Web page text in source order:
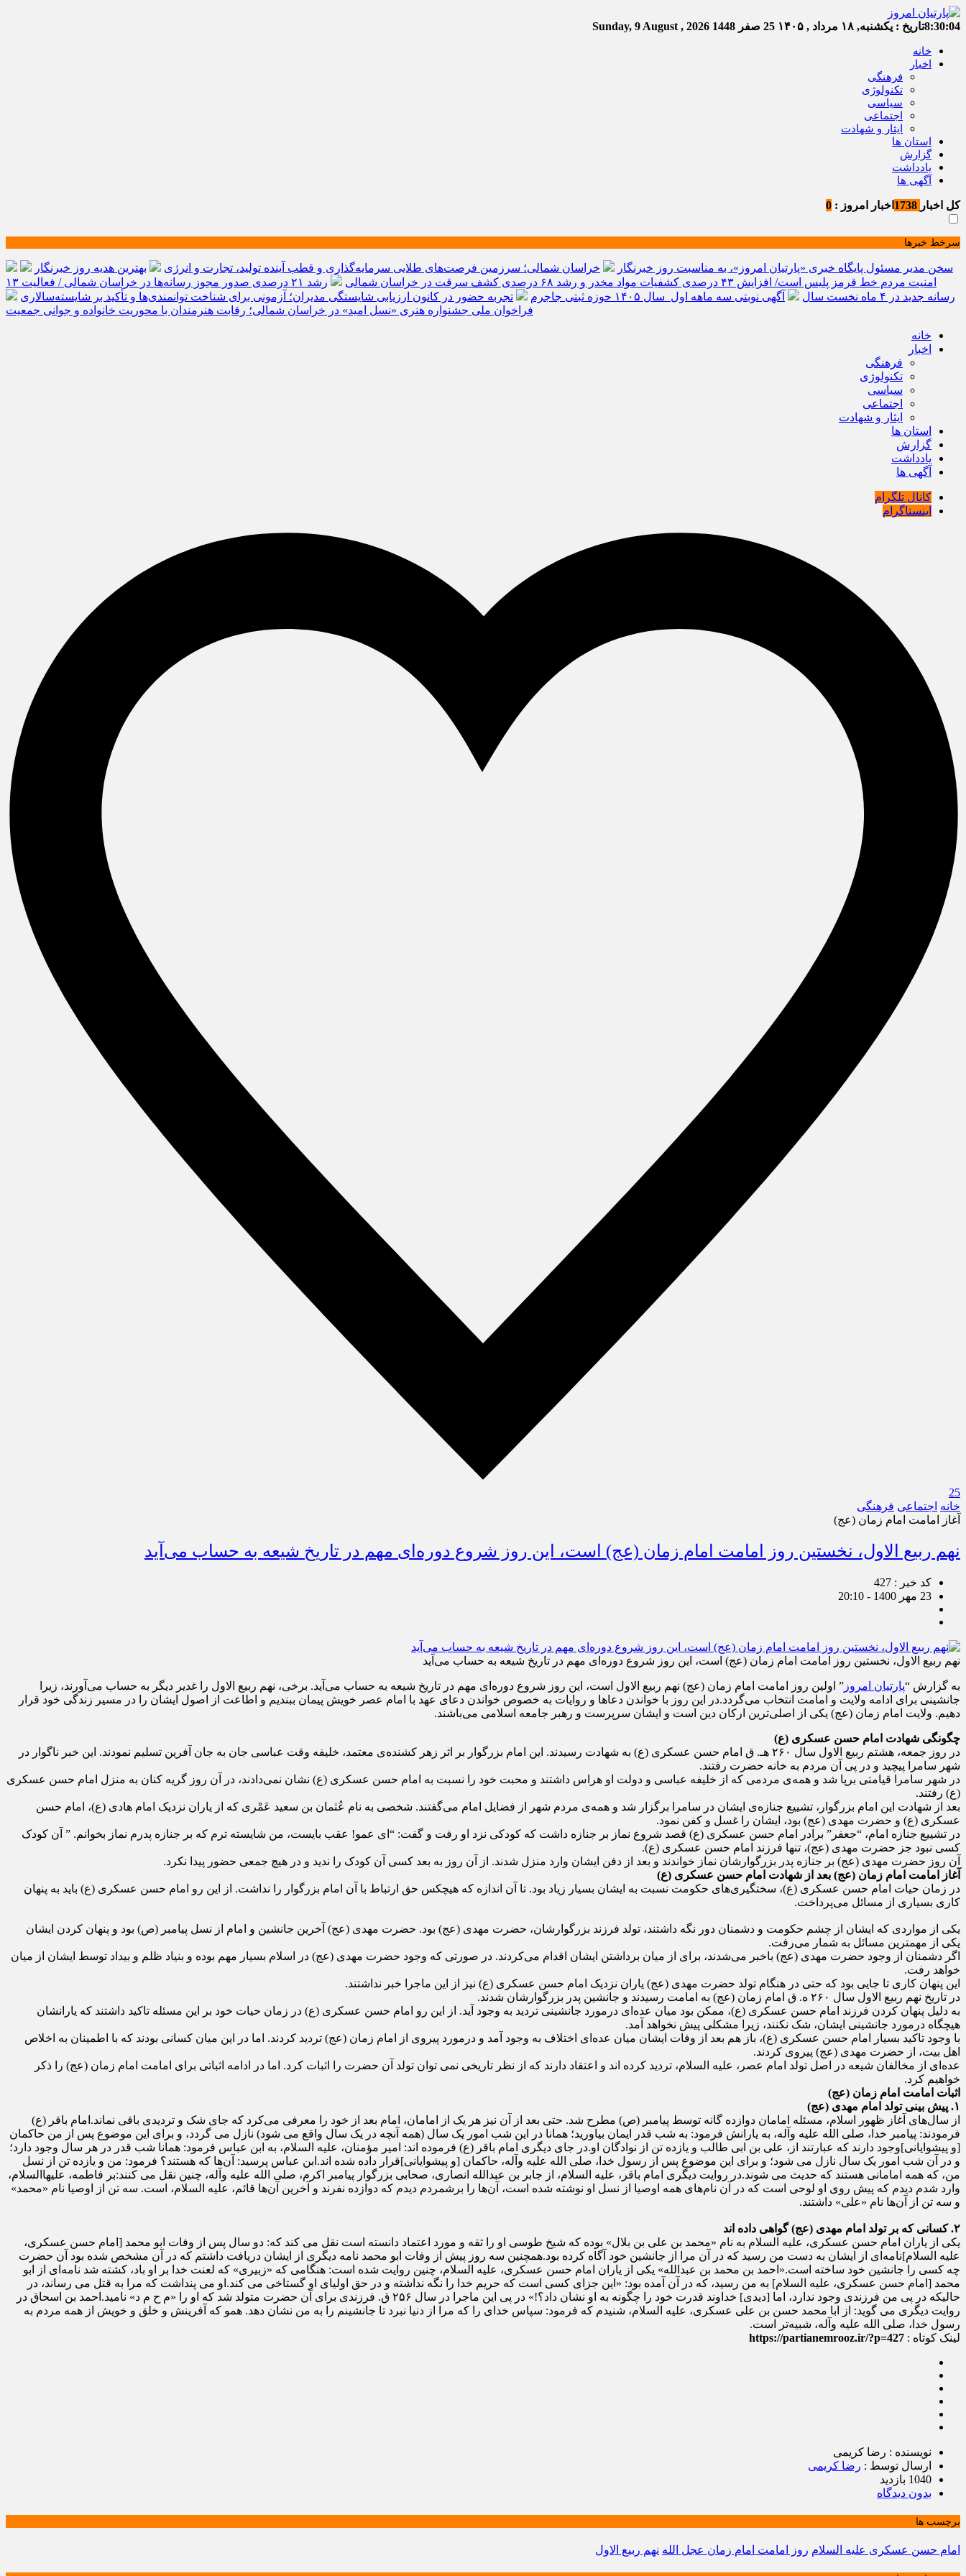
8:30:04تاریخ : یکشنبه, ۱۸ مرداد , ۱۴۰۵ 25 صفر 1448
خانه
اخبار
فرهنگی
تکنولوژی
سیاسی
اجتماعی
ایثار و شهادت
استان ها
گزارش
یادداشت
آگهی ها
کل اخبار اخبار امروز : 0
سرخط خبرها
سخن مدیر مسئول پایگاه خبری «پارتیان امروز»، به مناسبت روز خبرنگار خراسان شمالی؛ سرزمین فرصت‌های طلایی سرمایه‌گذاری و قطب آینده تولید، تجارت و انرژی
بهترین هدیه روز خبرنگار
امنیت مردم خط قرمز پلیس است/ افزایش ۴۳ درصدی کشفیات مواد مخدر و رشد ۶۸ درصدی کشف سرقت در خراسان شمالی
رشد ۲۱ درصدی صدور مجوز رسانه‌ها در خراسان شمالی / فعالیت ۱۳
رسانه جدید در ۴ ماه نخست سال
آگهی نوبتی سه ماهه اول سال ۱۴۰۵ حوزه ثبتی جاجرم
تجربه حضور در کانون ارزیابی شایستگی مدیران؛ آزمونی برای شناخت توانمندی‌ها و تأکید بر شایسته‌سالاری
فراخوان ملی جشنواره هنری «نسل امید» در خراسان شمالی؛ رقابت هنرمندان با محوریت خانواده و جوانی جمعیت
خانه
اخبار
فرهنگی
تکنولوژی
سیاسی
اجتماعی
ایثار و شهادت
استان ها
گزارش
یادداشت
آگهی ها
کانال تلگرام
اینستاگرام
25
خانه اجتماعی فرهنگی
آغاز امامت امام زمان (عج)
نهم ربیع الاول، نخستین روز امامت امام زمان (عج) است، این روز شروع دوره‌ای مهم در تاریخ شیعه به حساب می‌آید
کد خبر : 427
23 مهر 1400 - 20:10
نهم ربیع الاول، نخستین روز امامت امام زمان (عج) است، این روز شروع دوره‌ای مهم در تاریخ شیعه به حساب می‌آید
به گزارش “پارتیان امروز ” اولین روز امامت امام زمان (عج) نهم ربیع الاول است، این روز شروع دوره‌ای مهم در تاریخ شیعه به حساب می‌آید. برخی، نهم ربیع الاول را غدیر دیگر به حساب می‌آورند، زیرا
جانشینی برای ادامه ولایت و امامت انتخاب می‌گردد.در این روز با خواندن دعا‌ها و روایات به خصوص خواندن دعای عهد با امام عصر خویش پیمان ببندیم و اطاعت از اصول ایشان را در مسیر زندگی خود قرار
دهیم. ولایت امام زمان (عج) یکی از اصلی‌ترین ارکان دین است و ایشان سرپرست و رهبر جامعه اسلامی می‌باشند.
چگونگی شهادت امام حسن عسکری (ع)
در روز جمعه، هشتم ربیع الاول سال ۲۶۰ هـ. ق امام حسن عسکری (ع) به شهادت رسیدند. این امام بزرگوار بر اثر زهر کشنده‌ی معتمد، خلیفه وقت عباسی جان به جان آفرین تسلیم نمودند. این خبر ناگوار در
شهر سامرا پیچید و در پی آن مردم به خانه حضرت رفتند.
در شهر سامرا قیامتی برپا شد و همه‌ی مردمی که از خلیفه عباسی و دولت او هراس داشتند و محبت خود را نسبت به امام حسن عسکری (ع) نشان نمی‌دادند، در آن روز گریه کنان به منزل امام حسن عسکری
(ع) رفتند.
بعد از شهادت این امام بزرگوار، تشییع جنازه‌ی ایشان در سامرا برگزار شد و همه‌ی مردم شهر از فضایل امام می‌گفتند. شخصی به نام عُثمان بن سعید عَمْری که از یاران نزدیک امام هادی (ع)، امام حسن
عسکری (ع) و حضرت مهدی (عج) بود، ایشان را غسل و کفن نمود.
در تشییع جنازه امام، “جعفر” برادر امام حسن عسکری (ع) قصد شروع نماز بر جنازه داشت که کودکی نزد او رفت و گفت: “ای عمو! عقب بایست، من شایسته ترم که بر جنازه پدرم نماز بخوانم. ” آن کودک
کسی نبود جز حضرت مهدی (عج)، تنها فرزند امام حسن عسکری (ع).
آن روز حضرت مهدی (عج) بر جنازه پدر بزرگوارشان نماز خواندند و بعد از دفن ایشان وارد منزل شدند. از آن روز به بعد کسی آن کودک را ندید و در هیچ جمعی حضور پیدا نکرد.
آغاز امامت امام زمان (عج) بعد از شهادت امام حسن عسکری (ع)
در زمان حیات امام حسن عسکری (ع)، سختگیری‌های حکومت نسبت به ایشان بسیار زیاد بود. تا آن اندازه که هیچکس حق ارتباط با آن امام بزرگوار را نداشت. از این رو امام حسن عسکری (ع) باید به پنهان
کاری بسیاری از مسائل می‌پرداخت.
یکی از مواردی که ایشان از چشم حکومت و دشمنان دور نگه داشتند، تولد فرزند بزرگوارشان، حضرت مهدی (عج) بود. حضرت مهدی (عج) آخرین جانشین و امام از نسل پیامبر (ص) بود و پنهان کردن ایشان
یکی از مهمترین مسائل به شمار می‌رفت.
اگر دشمنان از وجود حضرت مهدی (عج) باخبر می‌شدند، برای از میان برداشتن ایشان اقدام می‌کردند. در صورتی که وجود حضرت مهدی (عج) در اسلام بسیار مهم بوده و بنیاد ظلم و بیداد توسط ایشان از میان
خواهد رفت.
این پنهان کاری تا جایی بود که حتی در هنگام تولد حضرت مهدی (عج) یاران نزدیک امام حسن عسکری (ع) نیز از این ماجرا خبر نداشتند.
در تاریخ نهم ربیع الاول سال ۲۶۰ ه. ق امام زمان (عج) به امامت رسیدند و جانشین پدر بزرگوارشان شدند.
به دلیل پنهان کردن فرزند امام حسن عسکری (ع)، ممکن بود میان عده‌ای درمورد جانشینی تردید به وجود آید. از این رو امام حسن عسکری (ع) در زمان حیات خود بر این مسئله تاکید داشتند که یارانشان
هیچگاه درمورد جانشینی ایشان، شک نکنند، زیرا مشکلی پیش نخواهد آمد.
با وجود تاکید بسیار امام حسن عسکری (ع)، باز هم بعد از وفات ایشان میان عده‌ای اختلاف به وجود آمد و درمورد پیروی از امام زمان (عج) تردید کردند. اما در این میان کسانی بودند که با اطمینان به اخلاص
اهل بیت، از حضرت مهدی (عج) پیروی کردند.
عده‏‌ای از مخالفان شیعه در اصل تولد امام عصر، علیه السلام، تردید کرده اند و اعتقاد دارند که از نظر تاریخی نمی‏ توان تولد آن حضرت را اثبات کرد. اما در ادامه اثباتی برای امامت امام زمان (عج) را ذکر
خواهیم کرد.
اثبات امامت امام زمان (عج)
۱. پیش‏ بینی تولد امام مهدی (عج)
از سال‌های آغاز ظهور اسلام، مسئله امامان دوازده‏ گانه توسط پیامبر (ص) مطرح شد. حتی بعد از آن نیز هر یک از امامان، امام بعد از خود را معرفی می‌کرد که جای شک و تردیدی باقی نماند.امام باقر (ع)
فرمودند: پیامبر خدا، صلی‏ الله‏ علیه‏ وآله، به یارانش فرمود: به شب قدر ایمان بیاورید؛ همانا در این شب امور یک سال (همه آنچه در یک سال واقع می‏ شود) نازل می‏ گردد، و برای این موضوع پس از من حاکمان
[و پیشوایانی]وجود دارند که عبارتند از، علی بن ابی طالب و یازده تن از نوادگان او.در جای دیگری امام باقر (ع) فرموده اند: امیر مؤمنان، علیه‏ السلام، به ابن عباس فرمود: همانا شب قدر در هر سال وجود دارد؛
و در آن شب امور یک سال نازل می‏ شود؛ و برای این موضوع پس از رسول خدا، صلی‏ الله‏ علیه‏ وآله، حاکمان [و پیشوایانی]قرار داده شده‏ اند.ابن عباس پرسید: آن‌ها که هستند؟ فرمود: من و یازده تن از نسل
من، که همه امامانی هستند که حدیث می‏ شوند.در روایت دیگری امام باقر، علیه‏ السلام، از جابر بن عبدالله انصاری، صحابی بزرگوار پیامبر اکرم، صلی‏ الله‏ علیه‏ وآله، چنین نقل می‏ کنند:بر فاطمه، علیهاالسلام،
وارد شدم دیدم که پیش روی او لوحی است که در آن نام‌های همه اوصیا از نسل او نوشته شده است، آن‌ها را برشمردم دیدم که دوازده نفرند و آخرین آن‌ها قائم، علیه‏ السلام، است. سه تن از اوصیا نام «محمد»
و سه تن از آن‌ها نام «علی‏» داشتند.
۲. کسانی که بر تولد امام مهدی (عج) گواهی داده‏ اند
یکی از یاران امام حسن عسکری، علیه‏ السلام به نام «محمد بن علی بن بلال‏» بوده که شیخ طوسی او را ثقه و مورد اعتماد دانسته است نقل می‏ کند که: دو سال پس از وفات ابو محمد [امام حسن عسکری،
علیه‏ السلام]نامه‏‌ای از ایشان به دست من رسید که در آن مرا از جانشین خود آگاه کرده بود.همچنین سه روز پیش از وفات ابو محمد نامه دیگری از ایشان دریافت داشتم که در آن مشخص شده بود آن حضرت
چه کسی را جانشین خود ساخته است.«احمد بن محمد بن عبدالله‏» یکی از یاران امام حسن عسکری، علیه‏ السلام، چنین روایت‏ شده است: هنگامی که «زبیری‏» که لعنت‏ خدا بر او باد، کشته شد نامه‏‌ای از ابو
محمد [امام حسن عسکری، علیه‏ السلام] به من رسید، که در آن آمده بود: «این جزای کسی است که حریم خدا را نگه نداشته و در حق اولیای او گستاخی می‏ کند.او می‏ پنداشت که مرا به قتل می‏ رساند، در
حالی‏که در پی من فرزندی وجود ندارد، اما [دیدی] خداوند قدرت خود را چگونه به او نشان داد؟!» در پی این ماجرا در سال‏ ۲۵۶ ق. فرزندی برای آن حضرت متولد شد که او را «م ح م د» نامید.احمد بن اسحاق در
روایت دیگری می‏ گوید: از ابا محمد حسن بن علی عسکری، علیه‏ السلام، شنیدم که فرمود: سپاس خدای را که مرا از دنیا نبرد تا جانشینم را به من نشان دهد. همو که آفرینش و خلق و خویش از همه مردم به
رسول خدا، صلی‏ الله‏ علیه‏ وآله، شبیه‏‌تر است.
لینک کوتاه : https://partianemrooz.ir/?p=427
نویسنده : رضا کریمی
ارسال توسط : رضا کریمی
1040 بازدید
بدون دیدگاه
برچسب ها
امام حسن عسکری علیه السلام روز امامت امام زمان عجل الله نهم ربیع الاول